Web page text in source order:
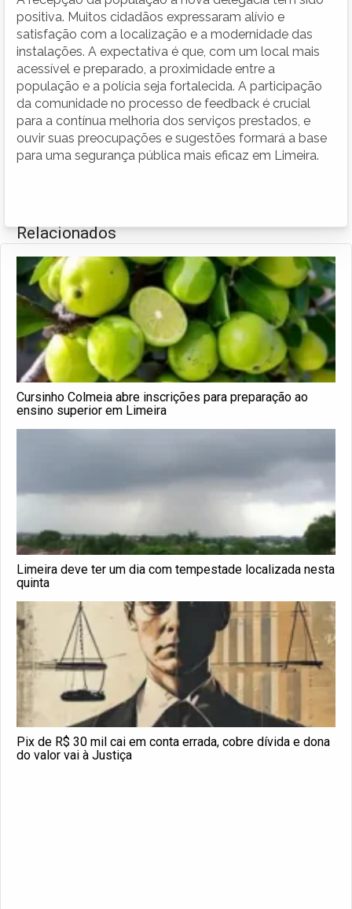
positiva. Muitos cidadãos expressaram alívio e
satisfação com a localização e a modernidade das
instalações. A expectativa é que, com um local mais
acessível e preparado, a proximidade entre a
população e a polícia seja fortalecida. A participação
da comunidade no processo de feedback é crucial
para a contínua melhoria dos serviços prestados, e
ouvir suas preocupações e sugestões formará a base
para uma segurança pública mais eficaz em Limeira.
Relacionados
Cursinho Colmeia abre inscrições para preparação ao
ensino superior em Limeira
Limeira deve ter um dia com tempestade localizada nesta
quinta
Pix de R$ 30 mil cai em conta errada, cobre dívida e dona
do valor vai à Justiça